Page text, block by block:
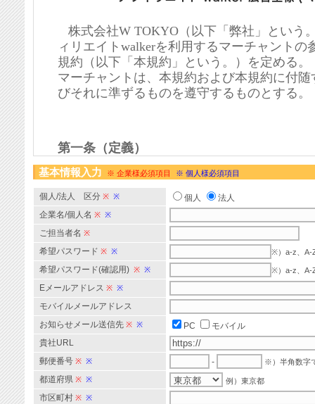
基本情報入力 ※ 企業様必須項目 ※ 個人様必須項目
個人/法人 区分 ※ ※ 個人
法人
企業名/個人名 ※ ※
ご担当者名 ※
希望パスワード ※ ※ ※）a-z、A-
希望パスワード(確認用) ※ ※ ※）a-z、A-
Eメールアドレス ※ ※
モバイルメールアドレス
お知らせメール送信先 ※ ※ PC
モバイル
貴社URL
郵便番号 ※ ※ - ※）半角数字
都道府県 ※ ※ 例）東京都
市区町村 ※ ※